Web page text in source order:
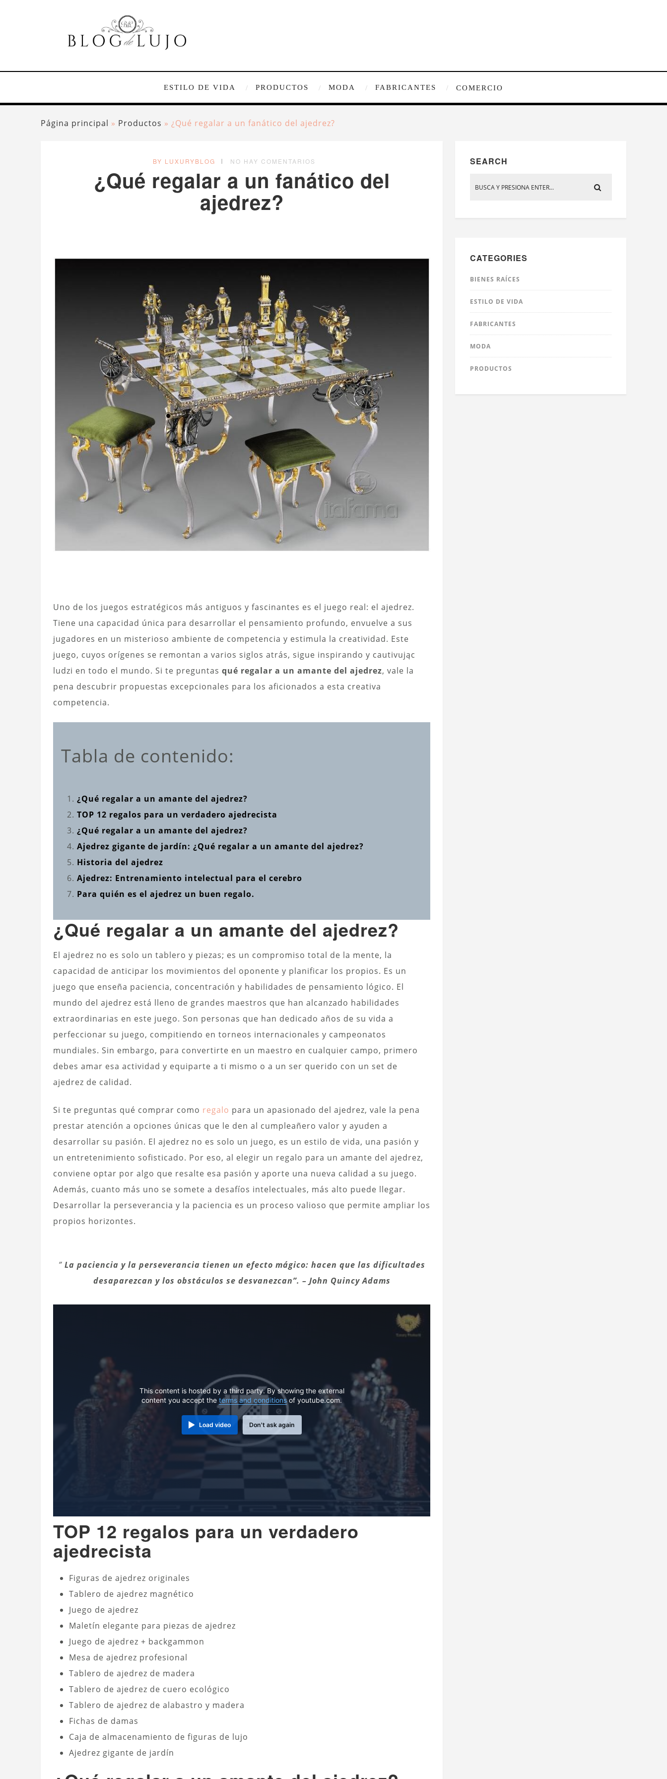
ESTILO DE VIDA PRODUCTOS MODA FABRICANTES COMERCIO
Página principal » Productos » ¿Qué regalar a un fanático del ajedrez?
BY LUXURYBLOG NO HAY COMENTARIOS
¿Qué regalar a un fanático del
ajedrez?
Uno de los juegos estratégicos más antiguos y fascinantes es el juego real: el ajedrez.
Tiene una capacidad única para desarrollar el pensamiento profundo, envuelve a sus
jugadores en un misterioso ambiente de competencia y estimula la creatividad. Este
juego, cuyos orígenes se remontan a varios siglos atrás, sigue inspirando y cautivując
ludzi en todo el mundo. Si te preguntas qué regalar a un amante del ajedrez, vale la
pena descubrir propuestas excepcionales para los aficionados a esta creativa
competencia.
Tabla de contenido:
¿Qué regalar a un amante del ajedrez?
TOP 12 regalos para un verdadero ajedrecista
¿Qué regalar a un amante del ajedrez?
Ajedrez gigante de jardín: ¿Qué regalar a un amante del ajedrez?
Historia del ajedrez
Ajedrez: Entrenamiento intelectual para el cerebro
Para quién es el ajedrez un buen regalo.
¿Qué regalar a un amante del ajedrez?
El ajedrez no es solo un tablero y piezas; es un compromiso total de la mente, la
capacidad de anticipar los movimientos del oponente y planificar los propios. Es un
juego que enseña paciencia, concentración y habilidades de pensamiento lógico. El
mundo del ajedrez está lleno de grandes maestros que han alcanzado habilidades
extraordinarias en este juego. Son personas que han dedicado años de su vida a
perfeccionar su juego, compitiendo en torneos internacionales y campeonatos
mundiales. Sin embargo, para convertirte en un maestro en cualquier campo, primero
debes amar esa actividad y equiparte a ti mismo o a un ser querido con un set de
ajedrez de calidad.
Si te preguntas qué comprar como regalo para un apasionado del ajedrez, vale la pena
prestar atención a opciones únicas que le den al cumpleañero valor y ayuden a
desarrollar su pasión. El ajedrez no es solo un juego, es un estilo de vida, una pasión y
un entretenimiento sofisticado. Por eso, al elegir un regalo para un amante del ajedrez,
conviene optar por algo que resalte esa pasión y aporte una nueva calidad a su juego.
Además, cuanto más uno se somete a desafíos intelectuales, más alto puede llegar.
Desarrollar la perseverancia y la paciencia es un proceso valioso que permite ampliar los
propios horizontes.
” La paciencia y la perseverancia tienen un efecto mágico: hacen que las dificultades
desaparezcan y los obstáculos se desvanezcan”. – John Quincy Adams
This content is hosted by a third party. By showing the external
content you accept the terms and conditionsof youtube.com.
Load video Don't ask again
TOP 12 regalos para un verdadero
ajedrecista
Figuras de ajedrez originales
Tablero de ajedrez magnético
Juego de ajedrez
Maletín elegante para piezas de ajedrez
Juego de ajedrez + backgammon
Mesa de ajedrez profesional
Tablero de ajedrez de madera
Tablero de ajedrez de cuero ecológico
Tablero de ajedrez de alabastro y madera
Fichas de damas
Caja de almacenamiento de figuras de lujo
Ajedrez gigante de jardín
SEARCH
CATEGORIES
BIENES RAÍCES
ESTILO DE VIDA
FABRICANTES
MODA
PRODUCTOS